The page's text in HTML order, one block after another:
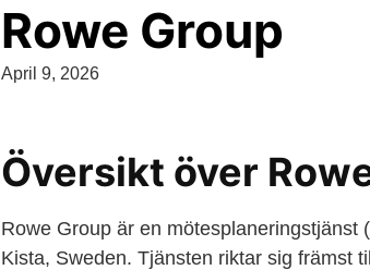
Rowe Group
April 9, 2026
Översikt över
Rowe Group är en
Kista, Sweden. Tjänsten riktar sig främst